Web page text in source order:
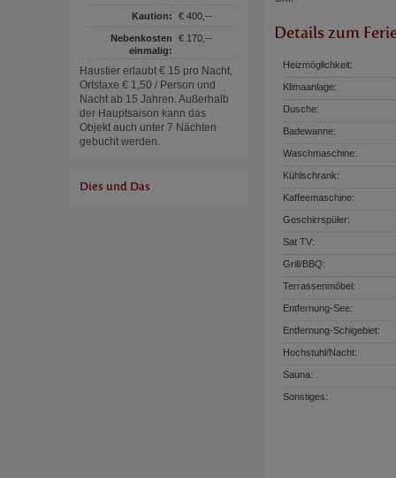
Kaution: € 400,--
Nebenkosten
einmalig:
€ 170,--
Haustier erlaubt € 15 pro Nacht,
Ortstaxe € 1,50 / Person und
Nacht ab 15 Jahren. Außerhalb
der Hauptsaison kann das
Objekt auch unter 7 Nächten
gebucht werden.
Dies und Das
Details zum
Heizmöglichkeit:
Klimaanlage:
Dusche:
Badewanne:
Waschmaschine:
Kühlschrank:
Kaffeemaschine:
Geschirrspüler:
Sat TV:
Grill/BBQ:
Terrassenmöbel:
Entfernung-See:
Entfernung-Schigebiet:
Hochstuhl/Nacht:
Sauna:
Sonstiges: